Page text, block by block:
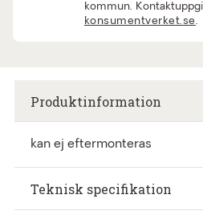
kommun.
konsumentverket.se.
Produktinformation
kan ej eftermonteras
Teknisk specifikation